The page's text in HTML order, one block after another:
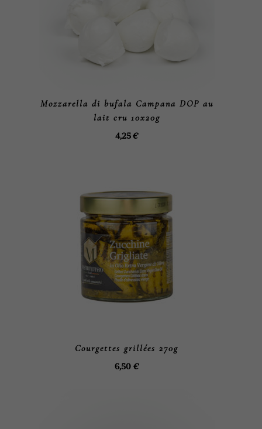
Mozzarella di bufala Campana DOP au
lait cru 10x20g
4,25€
Courgettes grillées 270g
6,50 €